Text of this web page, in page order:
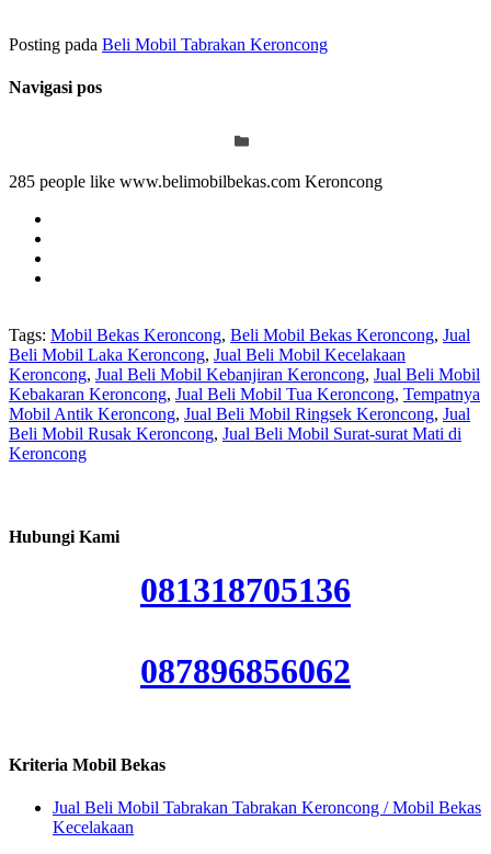
Posting pada Beli Mobil Tabrakan Keroncong
Navigasi pos
285 people like www.belimobilbekas.com Keroncong
Tags: Mobil Bekas Keroncong, Beli Mobil Bekas Keroncong, Jual
Beli Mobil Laka Keroncong, Jual Beli Mobil Kecelakaan
Keroncong, Jual Beli Mobil Kebanjiran Keroncong, Jual Beli Mobil
Kebakaran Keroncong, Jual Beli Mobil Tua Keroncong, Tempatnya
Mobil Antik Keroncong, Jual Beli Mobil Ringsek Keroncong, Jual
Beli Mobil Rusak Keroncong, Jual Beli Mobil Surat-surat Mati di
Keroncong
Hubungi Kami
081318705136
087896856062
Kriteria Mobil Bekas
Jual Beli Mobil Tabrakan Tabrakan Keroncong / Mobil Bekas
Kecelakaan